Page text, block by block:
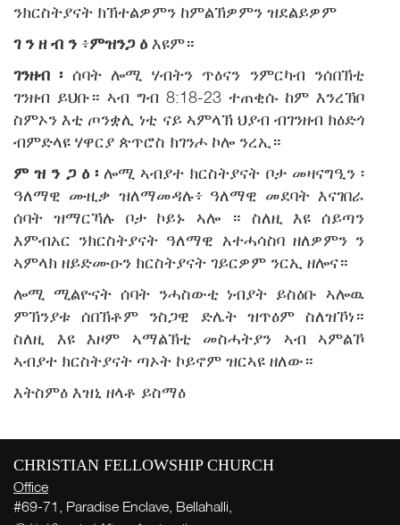
ንክርስትያናት ክኽተልዎምን ከምልኽዎምን ዝደልይዎም
ገ ን ዘ ብ ን ፥ምዝንጋ ዕ እዩም።
ገንዘብ፡ ሰባት ሎሚ ሃብትን ጥዕናን ንምርካብ ንሰበኽቲ
ገንዘብ ይህቡ። ኣብ ግብ 8:18-23 ተጠቂሱ ከም እንረኽቦ
ስምኦን እቲ ጦንቋሊ ነቲ ናይ ኣምላኽ ህያብ ብገንዘብ ክዕድጎ
ብምድላዩ ሃዋርያ ጵጥሮስ ክገንሖ ኮሎ ንረኢ።
ም ዝ ን ጋ ዕ ፡ሎሚ ኣብያተ ክርስትያናት ቦታ መዛናግዒን ፡
ዓለማዊ ሙዚቃ ዝለማመዳሉ፥ ዓለማዊ መደባት እናገበራ
ሰባት ዝማርኻሉ ቦታ ኮይኑ ኣሎ ። ስለዚ እዩ ሰይጣን
እምብአር ንክርስትያናት ዓለማዊ አተሓሳስባ ዘለዎምን ን
ኣምላክ ዘይድሙዑን ክርስትያናት ገይርዎም ንርኢ ዘሎና።
ሎሚ ሚልዮናት ሰባት ንሓስውቲ ነብያት ይስዕቡ ኣሎዉ
ምኽንያቱ ሰበኽቶም ንስጋዊ ድሌት ዝጥዕም ስለዝኾነ።
ስለዚ እዩ እዞም ኣማልኽቲ መስሓትያን ኣብ ኣምልኾ
ኣብያተ ክርስትያናት ጣኦት ኮይኖም ዝርኣዩ ዘለው።
እትስምዕ እዝኒ ዘላቶ ይስማዕ
CHRISTIAN FELLOWSHIP CHURCH
Office
#69-71, Paradise Enclave, Bellahalli,